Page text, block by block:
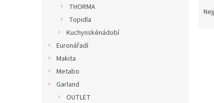
THORMA
Topidla
Kuchynskénádobí
Euronářadí
Makita
Metabo
Garland
OUTLET